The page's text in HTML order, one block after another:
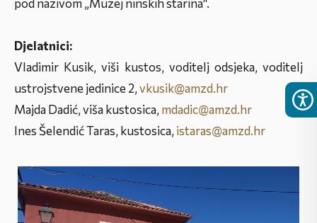
pod nazivom „Muzej ninskih starina“.
Djelatnici:
Vladimir Kusik, viši kustos, voditelj odsjeka, voditelj
ustrojstvene jedinice 2,vkusik@amzd.hr
Majda Dadić, viša kustosica, mdadic@amzd.hr
Ines Šelendić Taras, kustosica, istaras@amzd.hr